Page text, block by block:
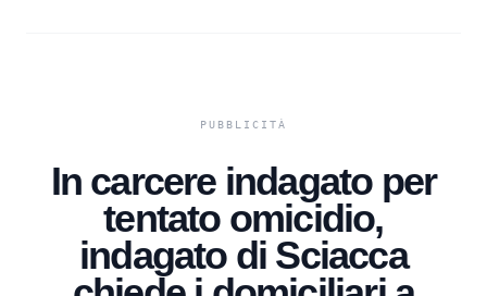
In carcere indagato per
tentato omicidio,
indagato di Sciacca